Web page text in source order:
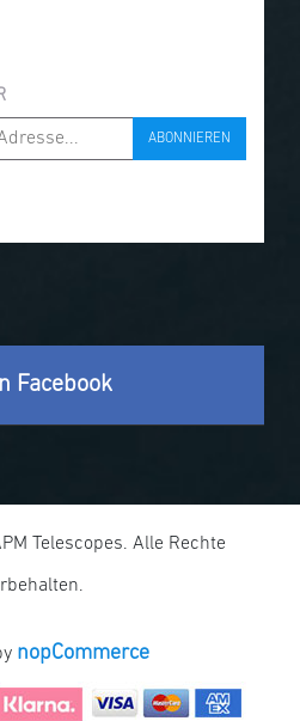
ABONNIEREN
Facebook
Telescopes. Alle Rechte
nopCommerce